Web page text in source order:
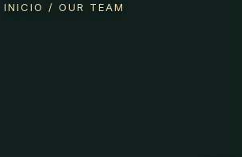
INICIO / OUR TEAM